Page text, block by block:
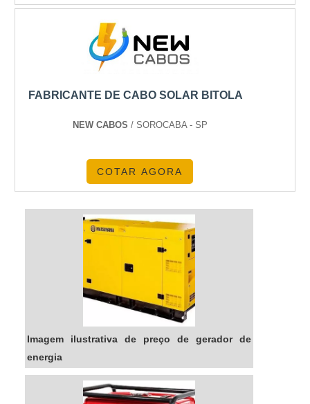
FABRICANTE DE CABO SOLAR BITOLA
NEW CABOS / SOROCABA - SP
COTAR AGORA
Imagem ilustrativa de preço de gerador de
energia